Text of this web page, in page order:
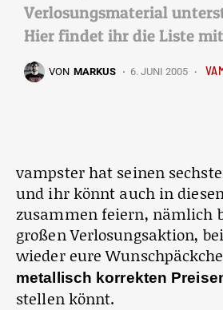
Verlosungsmaterial
Hier findet ihr die Liste
VON MARKUS 6. JUNI 2005
vampster hat seinen
und ihr könnt auch in
zusammen feiern, nämlich
großen Verlosungsaktion,
wieder eure
metallisch korrekten
stellen könnt.